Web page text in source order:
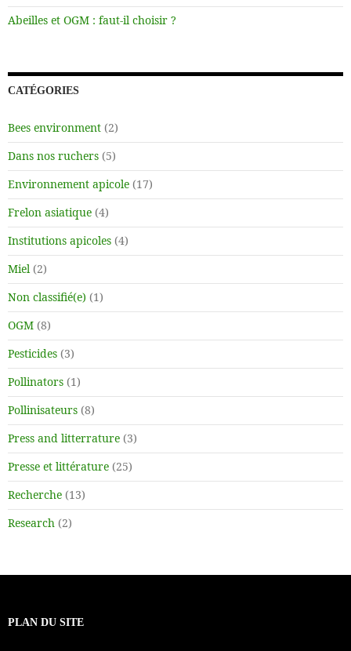
Abeilles et OGM : faut-il choisir ?
CATÉGORIES
Bees environment (2)
Dans nos ruchers (5)
Environnement apicole (17)
Frelon asiatique (4)
Institutions apicoles (4)
Miel (2)
Non classifié(e) (1)
OGM (8)
Pesticides (3)
Pollinators (1)
Pollinisateurs (8)
Press and litterrature (3)
Presse et littérature (25)
Recherche (13)
Research (2)
PLAN DU SITE